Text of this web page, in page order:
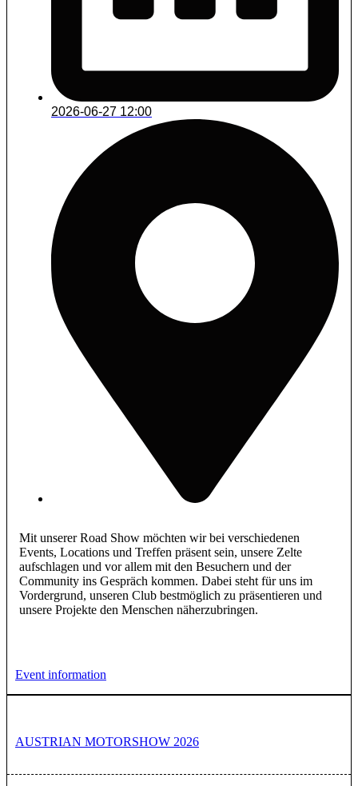
2026-06-27 12:00
Mit unserer Road Show möchten wir bei verschiedenen
Events, Locations und Treffen präsent sein, unsere Zelte
aufschlagen und vor allem mit den Besuchern und der
Community ins Gespräch kommen. Dabei steht für uns im
Vordergrund, unseren Club bestmöglich zu präsentieren und
unsere Projekte den Menschen näherzubringen.
Event information
AUSTRIAN MOTORSHOW 2026